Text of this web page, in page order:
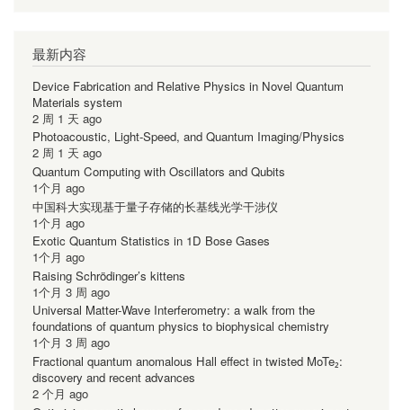
最新内容
Device Fabrication and Relative Physics in Novel Quantum
Materials system
2 周 1 天 ago
Photoacoustic, Light-Speed, and Quantum Imaging/Physics
2 周 1 天 ago
Quantum Computing with Oscillators and Qubits
1个月 ago
中国科大实现基于量子存储的长基线光学干涉仪
1个月 ago
Exotic Quantum Statistics in 1D Bose Gases
1个月 ago
Raising Schrödinger’s kittens
1个月 3 周 ago
Universal Matter-Wave Interferometry: a walk from the
foundations of quantum physics to biophysical chemistry
1个月 3 周 ago
Fractional quantum anomalous Hall effect in twisted MoTe₂:
discovery and recent advances
2 个月 ago